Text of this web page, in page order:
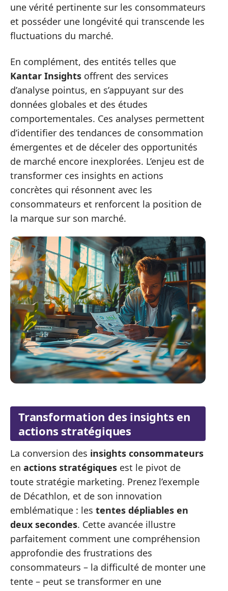
une vérité pertinente sur les consommateurs
et posséder une longévité qui transcende les
fluctuations du marché.
En complément, des entités telles que
Kantar Insights offrent des services
d’analyse pointus, en s’appuyant sur des
données globales et des études
comportementales. Ces analyses permettent
d’identifier des tendances de consommation
émergentes et de déceler des opportunités
de marché encore inexplorées. L’enjeu est de
transformer ces insights en actions
concrètes qui résonnent avec les
consommateurs et renforcent la position de
la marque sur son marché.
Transformation des insights en
actions stratégiques
La conversion des insights consommateurs
en actions stratégiques est le pivot de
toute stratégie marketing. Prenez l’exemple
de Décathlon, et de son innovation
emblématique : les tentes dépliables en
deux secondes. Cette avancée illustre
parfaitement comment une compréhension
approfondie des frustrations des
consommateurs – la difficulté de monter une
tente – peut se transformer en une